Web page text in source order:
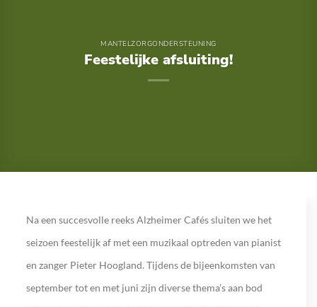
MANTELZORGONDERSTEUNING
Feestelijke afsluiting!
Na een succesvolle reeks Alzheimer Cafés sluiten we het
seizoen feestelijk af met een muzikaal optreden van pianist
en zanger Pieter Hoogland. Tijdens de bijeenkomsten van
september tot en met juni zijn diverse thema’s aan bod